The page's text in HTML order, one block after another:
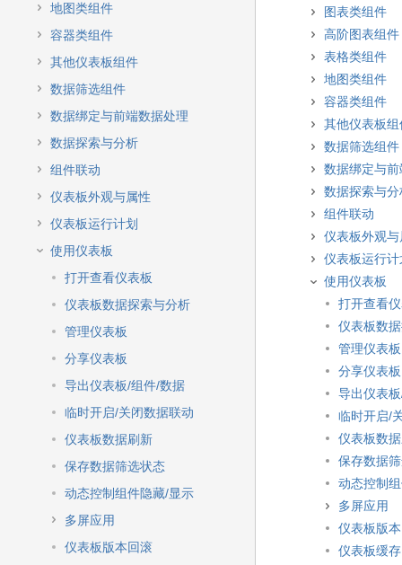
地图类组件
容器类组件
其他仪表板组件
数据筛选组件
数据绑定与前端数据处理
数据探索与分析
组件联动
仪表板外观与属性
仪表板运行计划
使用仪表板
打开查看仪表板
仪表板数据探索与分析
管理仪表板
分享仪表板
导出仪表板/组件/数据
临时开启/关闭数据联动
仪表板数据刷新
保存数据筛选状态
动态控制组件隐藏/显示
多屏应用
仪表板版本回滚
图表类组件
高阶图表组件
表格类组件
地图类组件
容器类组件
其他仪表板组
数据筛选组件
数据绑定与
数据探索与分
组件联动
仪表板外观与
仪表板运行计
使用仪表板
打开查看
仪表板数
管理仪表板
分享仪表板
导出仪表
临时开启/
仪表板数
保存数据
动态控制
多屏应用
仪表板版
仪表板缓存